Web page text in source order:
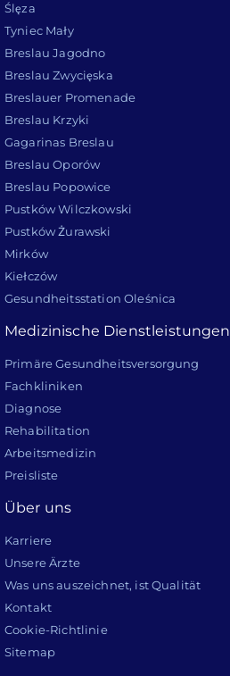
Ślęza
Tyniec Mały
Breslau Jagodno
Breslau Zwycięska
Breslauer Promenade
Breslau Krzyki
Gagarinas Breslau
Breslau Oporów
Breslau Popowice
Pustków Wilczkowski
Pustków Żurawski
Mirków
Kiełczów
Gesundheitsstation Oleśnica
Medizinische Dienstleistungen
Primäre Gesundheitsversorgung
Fachkliniken
Diagnose
Rehabilitation
Arbeitsmedizin
Preisliste
Über uns
Karriere
Unsere Ärzte
Was uns auszeichnet, ist Qualität
Kontakt
Cookie-Richtlinie
Sitemap